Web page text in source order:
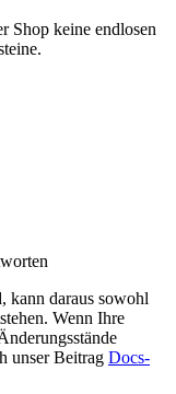
Shop keine endlosen
kann daraus sowohl
Wenn Ihre
unser Beitrag Docs-